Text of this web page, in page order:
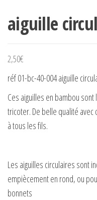
aiguille
2,50€
réf 01-bc-40-004 aiguille
Ces aiguilles en bambou
tricoter. De belle qualité
à tous les fils.
Les aiguilles circulaires sont
empiècement en rond, ou
bonnets